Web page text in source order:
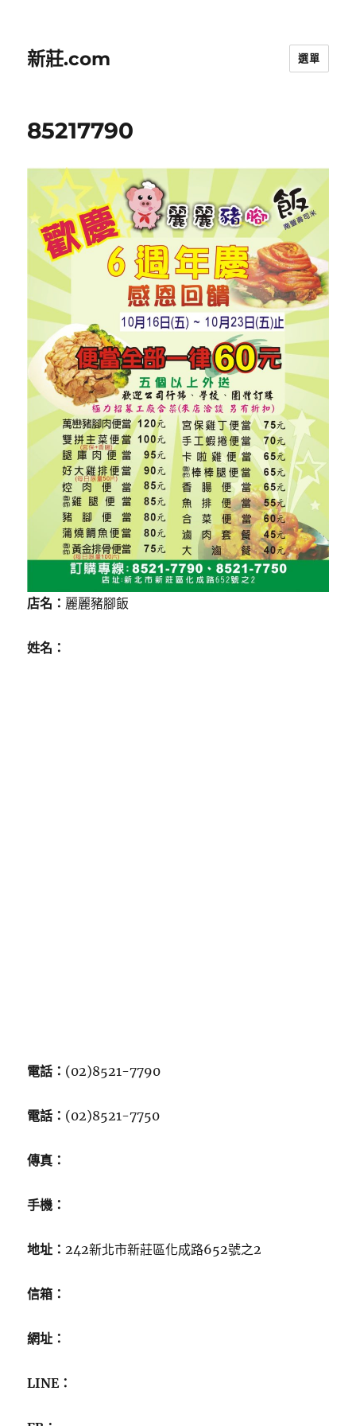
新莊.com 選單
85217790
店名： 麗麗豬腳飯
姓名：
電話： (02)8521-7790
電話： (02)8521-7750
傳真：
手機：
地址： 242新北市新莊區化成路652號之2
信箱：
網址：
LINE：